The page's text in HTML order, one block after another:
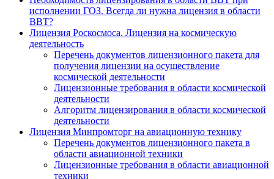
исполнении ГОЗ. Всегда ли нужна лицензия в области
ВВТ?
Лицензия Роскосмоса. Лицензия на космическую
деятельность
Перечень документов лицензионного пакета для
получения лицензии на осуществление
космической деятельности
Лицензионные требования в области космической
деятельности
Алгоритм лицензирования в области космической
деятельности
Лицензия Минпромторг на авиационную технику
Перечень документов лицензионного пакета в
области авиационной техники
Лицензионные требования в области авиационной
техники